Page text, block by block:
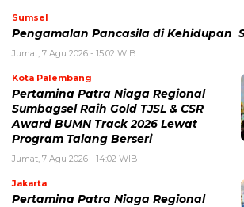
Sumsel
Pengamalan Pancasila di Kehidupan
Jumat, 7 Agu 2026 - 15:02 WIB
Kota Palembang
Pertamina Patra Niaga Regional
Sumbagsel Raih Gold TJSL & CSR
Award BUMN Track 2026 Lewat
Program Talang Berseri
Jumat, 7 Agu 2026 - 14:02 WIB
Jakarta
Pertamina Patra Niaga Regional